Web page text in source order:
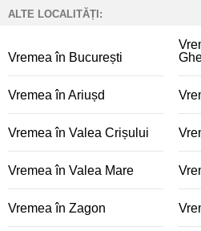
ALTE LOCALITĂȚI:
Vremea în București
Vremea în Ariușd
Vremea în Valea Crișului
Vremea în Valea Mare
Vremea în Zagon